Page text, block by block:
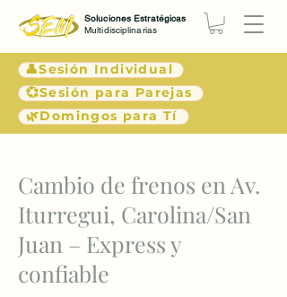
👤Sesión Individual
💞Sesión para Parejas
🌿Domingos para Tí
Soluciones Estratégicas
Multidisciplinarias
< Atrás
Cambio de frenos en Av.
Iturregui, Carolina/San
Juan – Express y
confiable